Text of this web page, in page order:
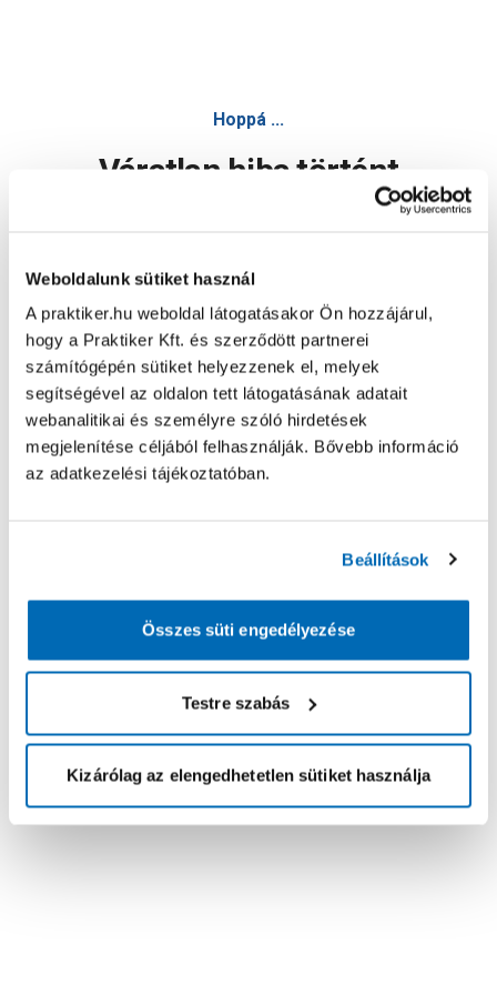
Weboldalunk sütiket használ
A praktiker.hu weboldal látogatásakor Ön hozzájárul,
hogy a Praktiker Kft. és szerződött partnerei
számítógépén sütiket helyezzenek el, melyek
segítségével az oldalon tett látogatásának adatait
webanalitikai és személyre szóló hirdetések
megjelenítése céljából felhasználják. Bővebb információ
az adatkezelési tájékoztatóban.
Beállítások
Összes süti engedélyezése
Testre szabás
Kizárólag az elengedhetetlen sütiket használja
Hoppá ...
Váratlan hiba történt
Oldal újratöltése